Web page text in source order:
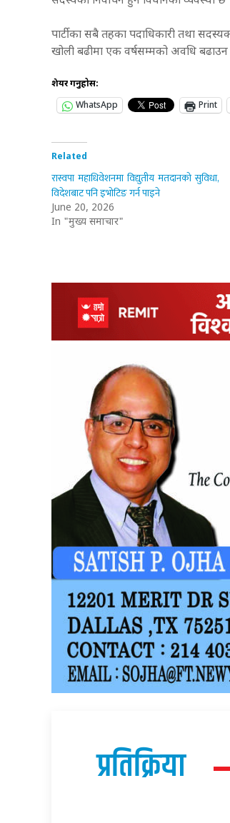
पार्टीका सबै तहका पदाधिकारी तथा
खोली बढीमा एक वर्षसम्मको अवधि
शेयर गर्नुहोस:
WhatsApp
Print
Related
रास्वपा महाधिवेशनमा विद्युतीय मतदानको सुविधा,
विदेशबाट पनि इभोटिङ गर्न पाइने
June 20, 2026
In "मुख्य समाचार"
प्रतिक्रिया